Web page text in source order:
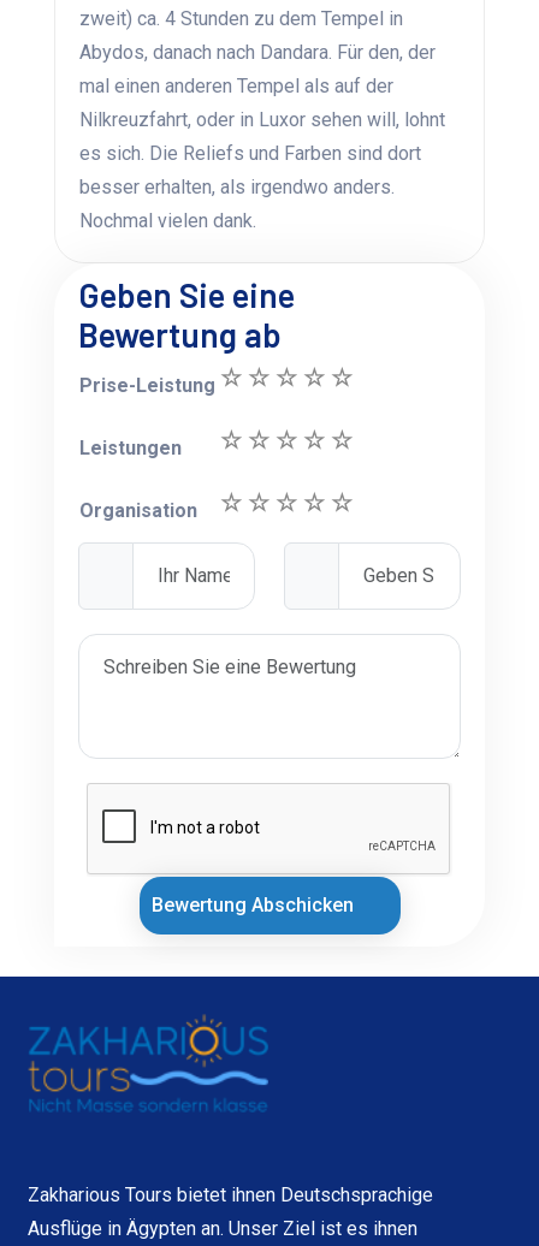
zweit) ca. 4 Stunden zu dem Tempel in
Abydos, danach nach Dandara. Für den, der
mal einen anderen Tempel als auf der
Nilkreuzfahrt, oder in Luxor sehen will, lohnt
es sich. Die Reliefs und Farben sind dort
besser erhalten, als irgendwo anders.
Nochmal vielen dank.
Geben Sie eine
Bewertung ab
Prise-Leistung
Leistungen
Organisation
Bewertung Abschicken
Zakharious Tours bietet ihnen Deutschsprachige
Ausflüge in Ägypten an. Unser Ziel ist es ihnen